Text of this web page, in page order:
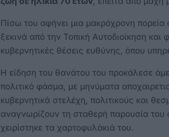
Πίσω του αφήνει μια μακρόχρονη πορεία
ξεκινά από την Τοπική Αυτοδιοίκηση και
κυβερνητικές θέσεις ευθύνης, όπου
Η είδηση του θανάτου του προκάλεσε
πολιτικό φάσμα, με μηνύματα
κυβερνητικά στελέχη, πολιτικούς και
αναγνωρίζουν τη σταθερή παρουσία του
χειρίστηκε τα χαρτοφυλάκιά του.